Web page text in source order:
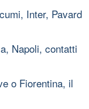
Inter, Pavard
Napoli, contatti
o Fiorentina, il